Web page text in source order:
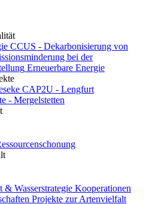
CCUS - Dekarbonisierung von
bei der
Erneuerbare Energie
CAP2U - Lengfurt
- Mergelstetten
& Wasserstrategie Kooperationen
Projekte zur Artenvielfalt